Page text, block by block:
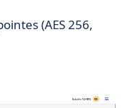
(AES 256,